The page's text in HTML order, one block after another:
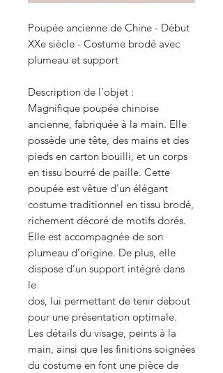
Poupée ancienne de Chine - Début
XXe siècle - Costume brodé avec
plumeau et support
Description de l'objet :
Magnifique poupée chinoise
ancienne, fabriquée à la main. Elle
possède une tête, des mains et des
pieds en carton bouilli, et un corps
en tissu bourré de paille. Cette
poupée est vêtue d'un élégant
costume traditionnel en tissu brodé,
richement décoré de motifs dorés.
Elle est accompagnée de son
plumeau d’origine. De plus, elle
dispose d’un support intégré dans
le
dos, lui permettant de tenir debout
pour une présentation optimale.
Les détails du visage, peints à la
main, ainsi que les finitions soignées
du costume en font une pièce de